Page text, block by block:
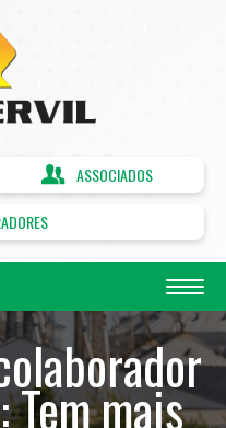
ASSOCIADOS
mais